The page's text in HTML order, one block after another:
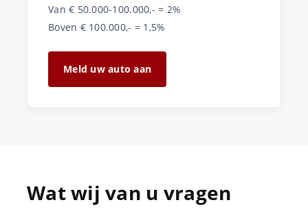
Van € 50.000-100.000,- = 2%
Boven € 100.000,- = 1,5%
Meld uw auto aan
Wat wij van u vragen